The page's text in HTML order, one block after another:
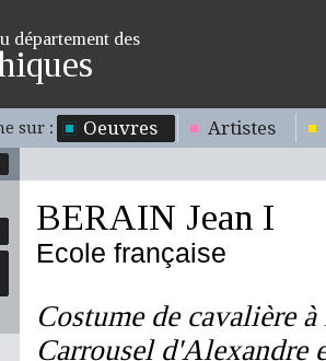
département des
sur : Oeuvres Artistes
BERAIN Jean I
Ecole française
Costume de cavalière
Carrousel d'Alexandre